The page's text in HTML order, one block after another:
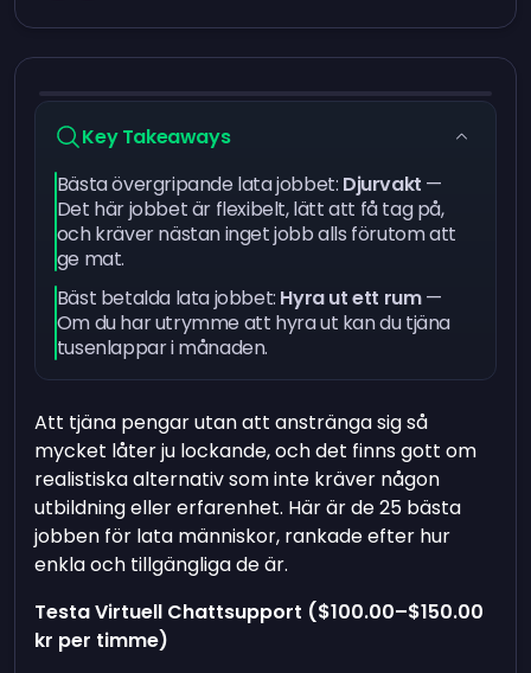
Key Takeaways
Bästa övergripande lata jobbet: Djurvakt —
Det här jobbet är flexibelt, lätt att få tag på,
och kräver nästan inget jobb alls förutom att
ge mat.
Bäst betalda lata jobbet: Hyra ut ett rum—
Om du har utrymme att hyra ut kan du tjäna
tusenlappar i månaden.
Att tjäna pengar utan att anstränga sig så
mycket låter ju lockande, och det finns gott om
realistiska alternativ som inte kräver någon
utbildning eller erfarenhet. Här är de 25 bästa
jobben för lata människor, rankade efter hur
enkla och tillgängliga de är.
Testa Virtuell Chattsupport ($100.00–$150.00
kr per timme)